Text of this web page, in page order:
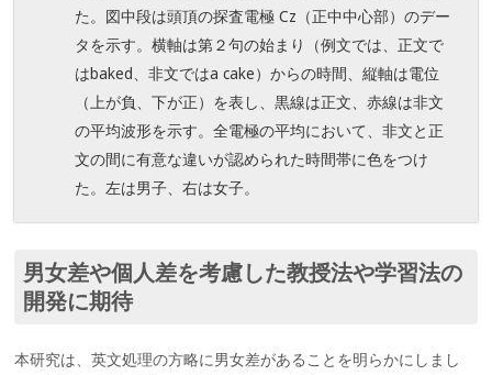
た。図中段は頭頂の探査電極 Cz（正中中心部）のデー
タを示す。横軸は第２句の始まり（例文では、正文で
はbaked、非文ではa cake）からの時間、縦軸は電位
（上が負、下が正）を表し、黒線は正文、赤線は非文
の平均波形を示す。全電極の平均において、非文と正
文の間に有意な違いが認められた時間帯に色をつけ
た。左は男子、右は女子。
男女差や個人差を考慮した教授法や学習法の
開発に期待
本研究は、英文処理の方略に男女差があることを明らかにしまし